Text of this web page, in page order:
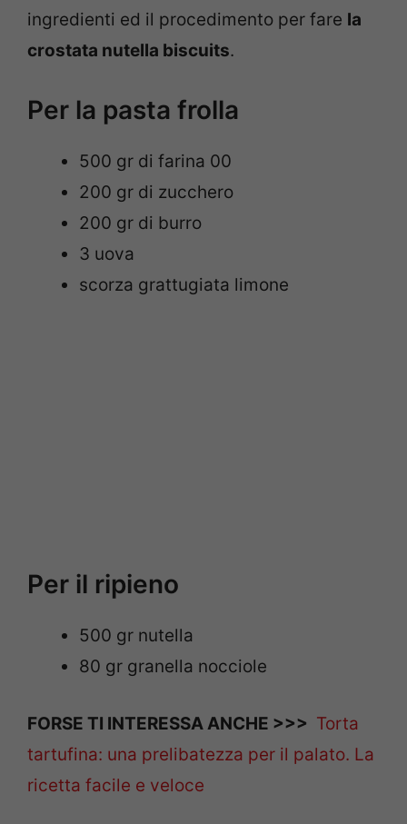
ingredienti ed il procedimento per fare la
crostata nutella biscuits.
Per la pasta frolla
500 gr di farina 00
200 gr di zucchero
200 gr di burro
3 uova
scorza grattugiata limone
Per il ripieno
500 gr nutella
80 gr granella nocciole
FORSE TI INTERESSA ANCHE >>> Torta
tartufina: una prelibatezza per il palato. La
ricetta facile e veloce